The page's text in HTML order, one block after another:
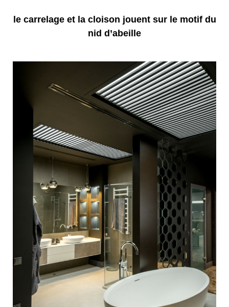
le carrelage et la cloison jouent sur le motif du
nid d’abeille